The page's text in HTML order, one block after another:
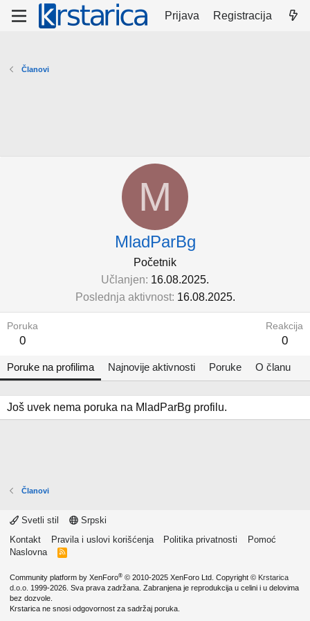
Prijava Registracija
Članovi
M
MladParBg
Početnik
Učlanjen 16.08.2025.
Poslednja aktivnost 16.08.2025.
Poruka
0
Reakcija
0
Poruke na profilima Najnovije aktivnosti Poruke O članu
Još uvek nema poruka na MladParBg profilu.
Članovi
Svetli stil
Srpski
Kontakt
Pravila i uslovi korišćenja Politika privatnosti
Pomoć
Naslovna
R
Community platform by XenForo® © 2010-2025 XenForo Ltd. Copyright © Krstarica
d.o.o. 1999-2026. Sva prava zadržana. Zabranjena je reprodukcija u celini i u delovima
bez dozvole.
Krstarica ne snosi odgovornost za sadržaj poruka.